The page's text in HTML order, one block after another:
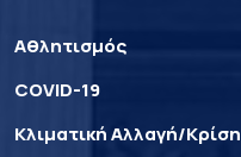
Αθλητισμός
COVID-19
Κλιματική Αλλαγή/Κρίση